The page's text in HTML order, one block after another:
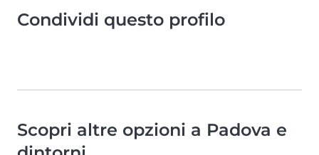
Condividi questo profilo
Scopri altre opzioni a Padova e